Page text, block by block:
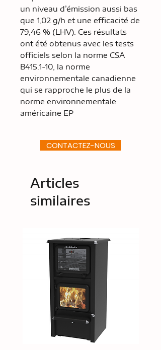
un niveau d’émission aussi bas
que 1,02 g/h et une efficacité de
79,46 % (LHV). Ces résultats
ont été obtenus avec les tests
officiels selon la norme CSA
B415.1-10, la norme
environnementale canadienne
qui se rapproche le plus de la
norme environnementale
américaine EP
CONTACTEZ-NOUS
Articles
similaires